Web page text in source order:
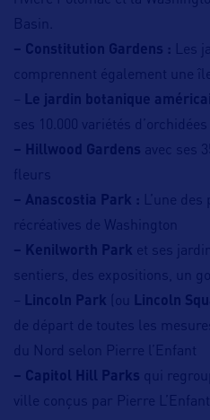
Basin.
– Constitution Gardens : Les
comprennent également une
– Le jardin botanique
ses 10.000 variétés d’orchidées
– Hillwood Gardens avec ses
fleurs
– Anascostia Park : L’une
récréatives de Washington
– Kenilworth Park et ses
sentiers, des expositions, un
– Lincoln Park (ou Lincoln
de départ de toutes les
du Nord selon Pierre l’Enfant
– Capitol Hill Parks qui
ville conçus par Pierre